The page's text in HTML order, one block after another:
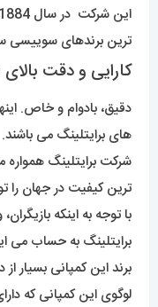
ترین برندهای سوییسی
کارایی و دقت
دقیق، بادوام و خاص.
های برایتلینگ می باشند.
شرکت برایتلینگ
ترین کیفیت در جهان را
با توجه به اینکه
برایتلینگ به حساب می
برند این کمپانی بسیار
لوگوی این کمپانی که